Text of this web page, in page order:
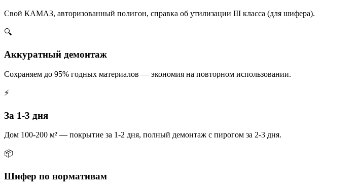
Свой КАМАЗ, авторизованный полигон, справка об утилизации III класса (для шифера).
🔍
Аккуратный демонтаж
Сохраняем до 95% годных материалов — экономия на повторном использовании.
⚡
За 1-3 дня
Дом 100-200 м² — покрытие за 1-2 дня, полный демонтаж с пирогом за 2-3 дня.
📦
Шифер по нормативам